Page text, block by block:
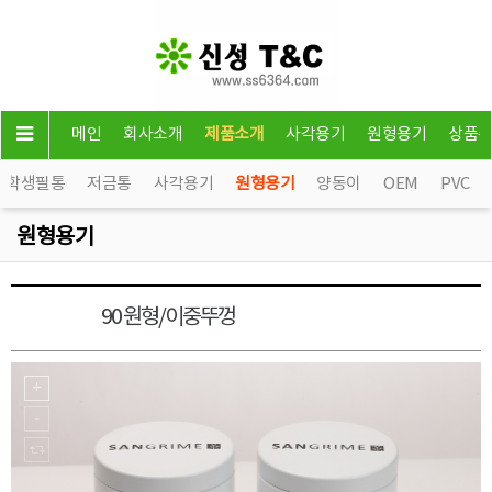
메인 회사소개 제품소개 사각용기 원형용기 상품
학생필통 저금통 사각용기 원형용기 양동이 OEM PVC
원형용기
90 원형/이중뚜껑